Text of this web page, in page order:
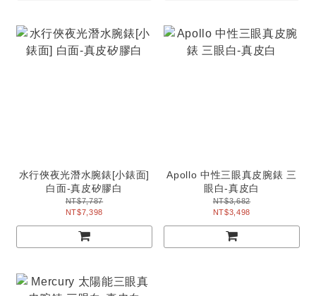
水行俠夜光潛水腕錶[小錶面]
白面-真皮矽膠白
NT$7,787
NT$7,398
Apollo 中性三眼真皮腕錶 三
眼白-真皮白
NT$3,682
NT$3,498